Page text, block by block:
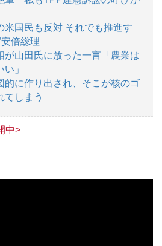
米国民も反対 それでも推進す
安倍総理
が山田氏に放った一言「農業は
」
的に作り出され、そこが核のゴ
てしまう
中>